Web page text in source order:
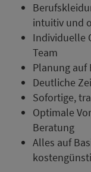
intuitiv und
Individuelle
Team
Planung auf
Deutliche
Sofortige,
Optimale
Beratung
Alles auf